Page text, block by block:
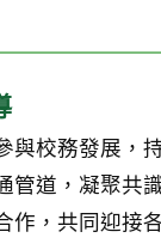
與校務發展，
管道，凝聚共
作，共同迎接